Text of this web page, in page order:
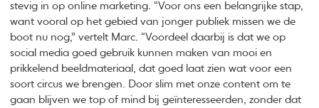
stevig in op online marketing. “Voor ons een belangrijke stap,
want vooral op het gebied van jonger publiek missen we de
boot nu nog,” vertelt Marc. “Voordeel daarbij is dat we op
social media goed gebruik kunnen maken van mooi en
prikkelend beeldmateriaal, dat goed laat zien wat voor een
soort circus we brengen. Door slim met onze content om te
gaan blijven we top of mind bij geïnteresseerden, zonder dat